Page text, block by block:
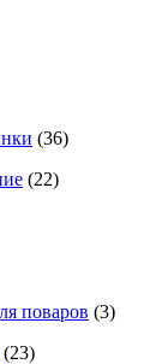
(36)
(22)
поваров (3)
(23)